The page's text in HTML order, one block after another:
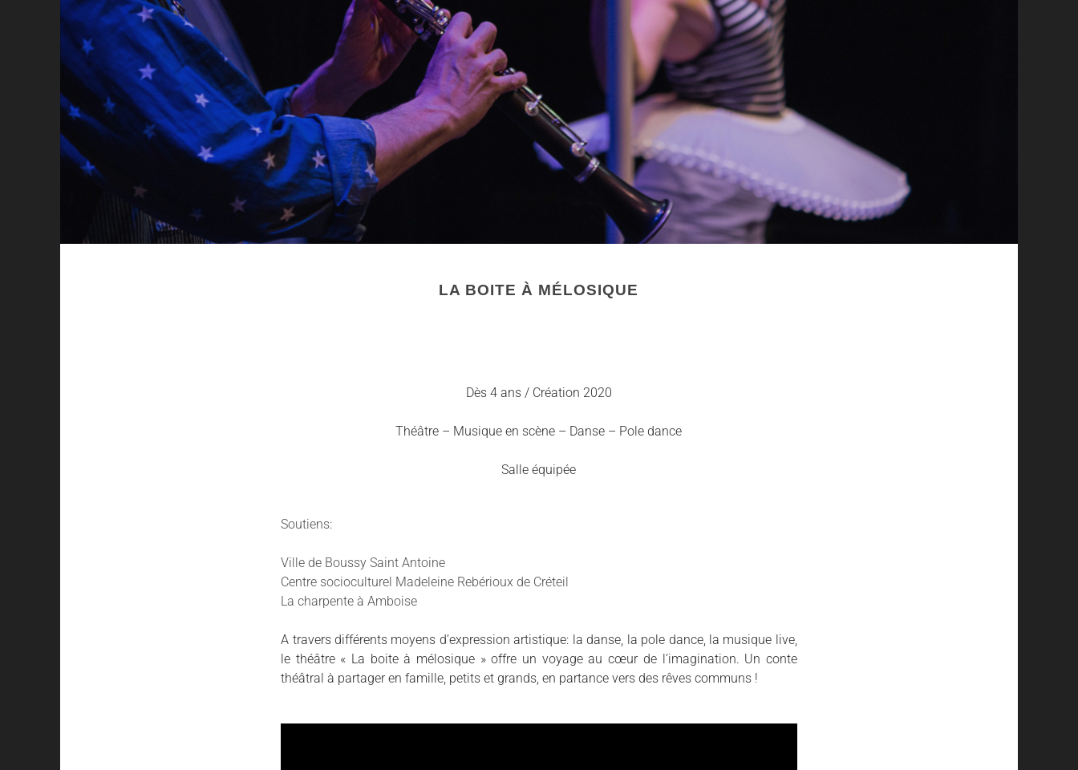
LA BOITE À MÉLOSIQUE
Dès 4 ans / Création 2020
Théâtre – Musique en scène – Danse – Pole dance
Salle équipée
Soutiens:
Ville de Boussy Saint Antoine
Centre socioculturel Madeleine Rebérioux de Créteil
La charpente à Amboise
A travers différents moyens d’expression artistique: la danse, la pole dance, la musique live,
le théâtre « La boite à mélosique » offre un voyage au cœur de l’imagination. Un conte
théâtral à partager en famille, petits et grands, en partance vers des rêves communs !